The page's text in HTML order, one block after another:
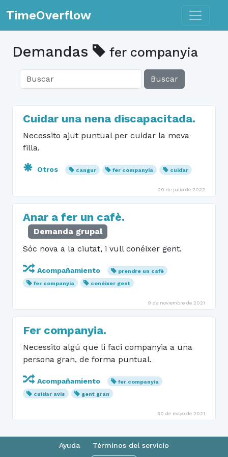
TimeOverflow Toggle
Demandas fer companyia
Buscar
Cuidar una nena discapacitada.
Necessito ajut puntual per cuidar la meva
filla.
Otros cangur fer companyia cuidar
29 de julio de 2022
Anar a fer un cafè.
Demanda grupal
Sóc nova a la ciutat, i vull conéixer gent.
Acompañamiento
prendre un cafè
fer companyia
conéixer gent
9 de noviembre de 2021
Fer companyia.
Necessito algú que li faci companyia a una
persona gran, de forma puntual.
Acompañamiento
fer companyia
cuidar avis
gent gran
30 de mayo de 2021
Ayuda Términos del servicio